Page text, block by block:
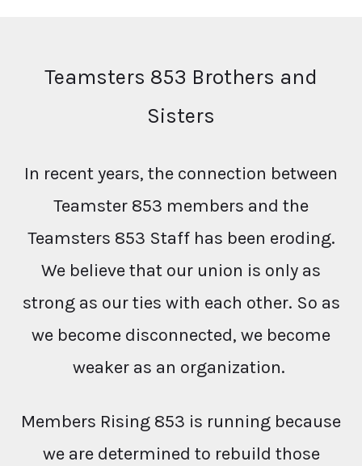
Teamsters 853 Brothers and
Sisters
In recent years, the connection between
Teamster 853 members and the
Teamsters 853 Staff has been eroding.
We believe that our union is only as
strong as our ties with each other. So as
we become disconnected, we become
weaker as an organization.
Members Rising 853 is running because
we are determined to rebuild those